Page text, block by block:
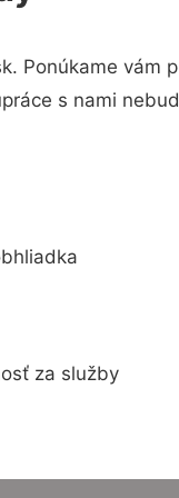
Ponúkame vám
s nami
za služby